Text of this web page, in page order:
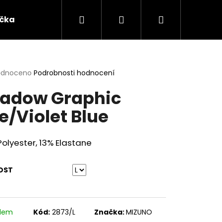
Dárkové předměty a
Hledat PřihlášeníNákupní
Podrobnosti hodnocení
Graphic
Violet Blue
13% Elastane
Kód: 2873/L Značka:MIZUNO
KINK BLACK